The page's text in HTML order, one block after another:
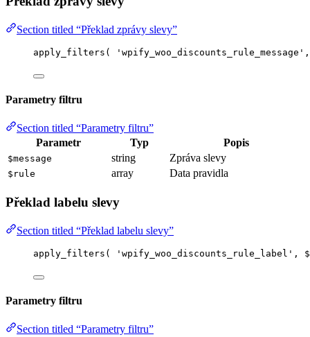
Section titled “Překlad zprávy slevy”
apply_filters ( ' wpify_woo_discounts_rule_message ' ,
Parametry filtru
Section titled “Parametry filtru”
Parametr
Typ Popis
$message string Zpráva slevy
$rule array Data pravidla
Překlad labelu slevy
Section titled “Překlad labelu slevy”
apply_filters ( ' wpify_woo_discounts_rule_label ' , $
Parametry filtru
Section titled “Parametry filtru”